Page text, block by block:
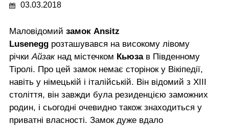
03.03.2018
Маловідомий замок Ansitz
Lusenegg розташувався на високому лівому
річкиАйзак над містечком Кьюза в Південному
Тіролі. Про цей замок немає сторінок у Вікіпедії,
навіть у німецькій і італійській. Він відомий з XIII
століття, він завжди була резиденцією заможних
родин, і сьогодні очевидно також знаходиться у
приватні власності. Замок дуже вдало